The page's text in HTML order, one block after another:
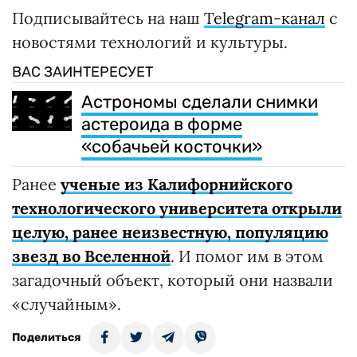
Подписывайтесь на наш Telegram-канал с
новостями технологий и культуры.
ВАС ЗАИНТЕРЕСУЕТ
Астрономы сделали снимки
астероида в форме
«собачьей косточки»
Ранее ученые из Калифорнийского
технологического университета открыли
целую, ранее неизвестную, популяцию
звезд во Вселенной. И помог им в этом
загадочный объект, который они назвали
«случайным».
Поделиться